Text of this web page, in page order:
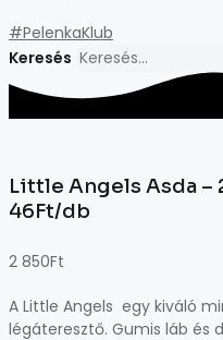
#PelenkaKlub
Keresés
Little Angels Asda
46Ft/db
2 850Ft
A Little Angels egy kiváló
légáteresztő. Gumis láb és